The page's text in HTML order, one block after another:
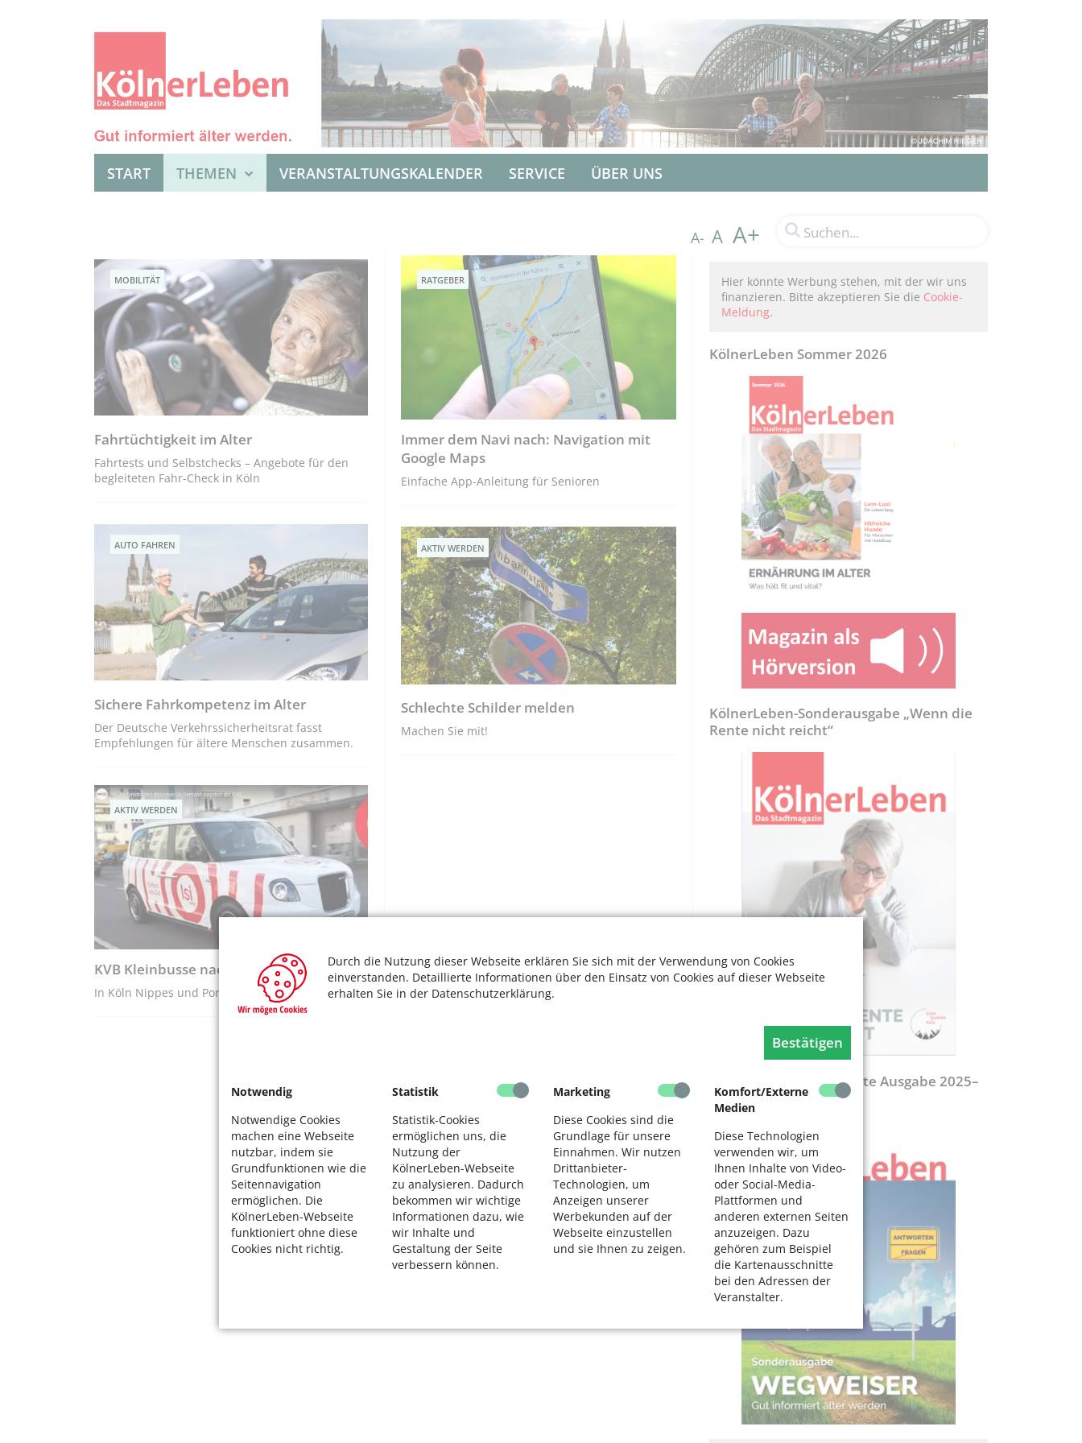
Durch die Nutzung dieser Webseite erklären Sie sich mit der Verwendung von Cookies
einverstanden. Detaillierte Informationen über den Einsatz von Cookies auf dieser Webseite
erhalten Sie in der Datenschutzerklärung.
Bestätigen
Notwendig
Notwendige Cookies
machen eine Webseite
nutzbar, indem sie
Grundfunktionen wie die
Seitennavigation
ermöglichen. Die
KölnerLeben-Webseite
funktioniert ohne diese
Cookies nicht richtig.
Statistik
Statistik-Cookies
ermöglichen uns, die
Nutzung der
KölnerLeben-Webseite
zu analysieren. Dadurch
bekommen wir wichtige
Informationen dazu, wie
wir Inhalte und
Gestaltung der Seite
verbessern können.
Marketing
Diese Cookies sind die
Grundlage für unsere
Einnahmen. Wir nutzen
Drittanbieter-
Technologien, um
Anzeigen unserer
Werbekunden auf der
Webseite einzustellen
und sie Ihnen zu zeigen.
Komfort/Externe
Medien
Diese Technologien
verwenden wir, um
Ihnen Inhalte von Video-
oder Social-Media-
Plattformen und
anderen externen Seiten
anzuzeigen. Dazu
gehören zum Beispiel
die Kartenausschnitte
bei den Adressen der
Veranstalter.
START THEMEN VERANSTALTUNGSKALENDER SERVICE ÜBER UNS
A- A A+
MOBILITÄT
Fahrtüchtigkeit im Alter
Fahrtests und Selbstchecks – Angebote für den
begleiteten Fahr-Check in Köln
AUTO FAHREN
Sichere Fahrkompetenz im Alter
Der Deutsche Verkehrssicherheitsrat fasst
Empfehlungen für ältere Menschen zusammen.
AKTIV WERDEN
KVB Kleinbusse nach Bedarf bestellen
In Köln Nippes und Porz - per KVB-App abrufbar
RATGEBER
Immer dem Navi nach: Navigation mit
Google Maps
Einfache App-Anleitung für Senioren
AKTIV WERDEN
Schlechte Schilder melden
Machen Sie mit!
Hier könnte Werbung stehen, mit der wir uns
finanzieren. Bitte akzeptieren Sie die Cookie-
Meldung.
KölnerLeben Sommer 2026
KölnerLeben-Sonderausgabe „Wenn die
Rente nicht reicht“
Wegweiser - Aktualisierte Ausgabe 2025–
2027